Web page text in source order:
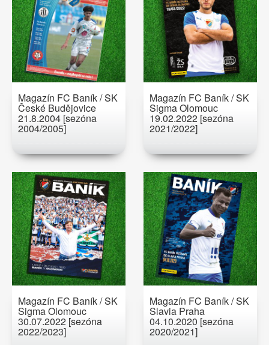
Magazín FC Baník / SK
České Budějovice
21.8.2004 [sezóna
2004/2005]
Magazín FC Baník / SK
Sigma Olomouc
19.02.2022 [sezóna
2021/2022]
Magazín FC Baník / SK
Sigma Olomouc
30.07.2022 [sezóna
2022/2023]
Magazín FC Baník / SK
Slavia Praha
04.10.2020 [sezóna
2020/2021]